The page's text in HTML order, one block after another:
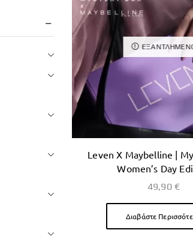
Leven X Maybelline |
Women’s Day
49,90 €
Διαβάστε